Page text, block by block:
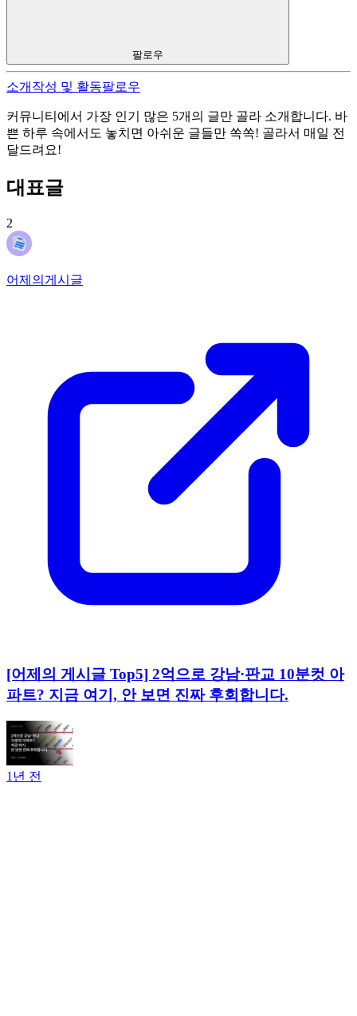
팔로우
소개 작성 및 활동팔로우
커뮤니티에서 가장 인기 많은 5개의 글만 골라 소개합니다. 바
쁜 하루 속에서도 놓치면 아쉬운 글들만 쏙쏙! 골라서 매일 전
달드려요!
대표글
2
어제의게시글
[어제의 게시글 Top5] 2억으로 강남·판교 10분컷 아
파트? 지금 여기, 안 보면 진짜 후회합니다.
1년 전